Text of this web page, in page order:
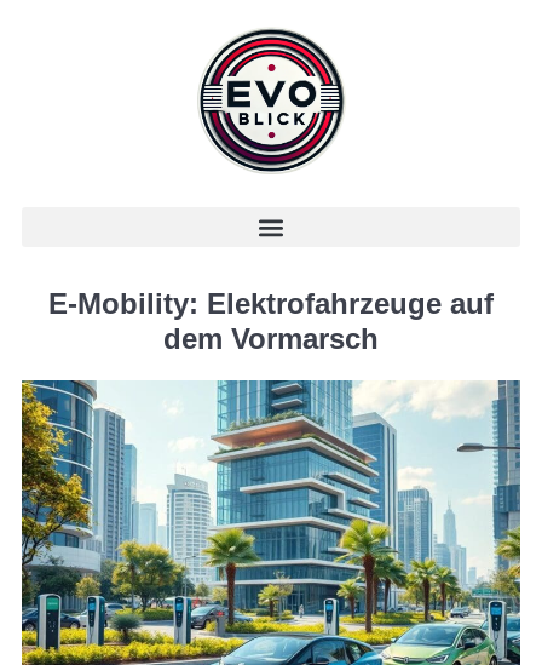
E-Mobility: Elektrofahrzeuge auf
dem Vormarsch